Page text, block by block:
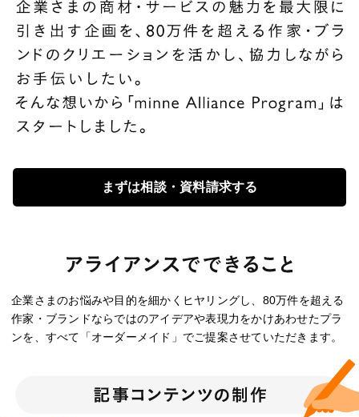
まずは相談・資料請求する
企業さまのお悩みや目的を細かくヒヤリングし、80万件を超える
作家・ブランドならではのアイデアや表現力をかけあわせたプラ
ンを、すべて「オーダーメイド」でご提案させていただきます。